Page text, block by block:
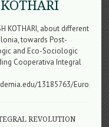
KOTHARI, about different
towards Post-
and Eco-Sociologic
Cooperativa Integral
13185763/
REVOLUTION